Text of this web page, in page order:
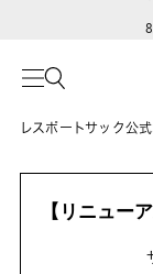
レスポートサック公
【リニュー